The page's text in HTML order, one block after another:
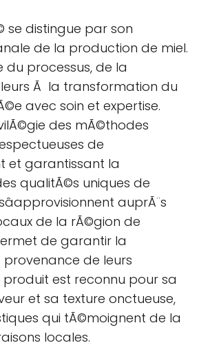
se distingue par son
de la production de miel.
processus, de la
Ã la transformation du
avec soin et expertise.
des mÃ©thodes
de
et garantissant la
qualitÃ©s uniques de
auprÃ¨s
de la rÃ©gion de
permet de garantir la
de leurs
produit est reconnu pour sa
et sa texture onctueuse,
qui tÃ©moignent de la
locales.